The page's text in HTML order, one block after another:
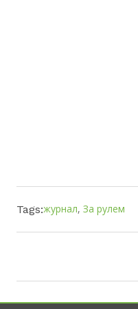
Tags:журнал, За рулем